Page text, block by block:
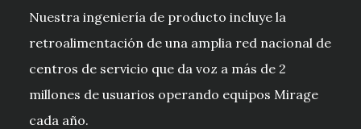
Nuestra ingeniería de producto incluye la
retroalimentación de una amplia red nacional de
centros de servicio que da voz a más de 2
millones de usuarios operando equipos Mirage
cada año.